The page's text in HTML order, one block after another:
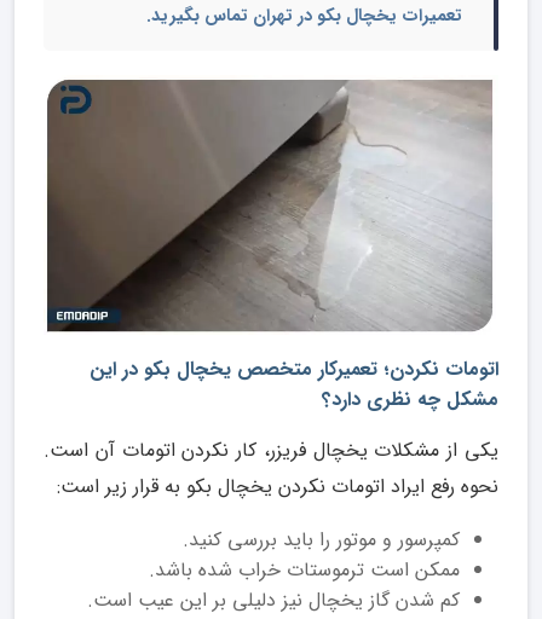
تعمیرات یخچال بکو در تهران تماس بگیرید.
اتومات نکردن؛ تعمیرکار متخصص یخچال بکو در این
مشکل چه نظری دارد؟
یکی از مشکلات یخچال فریزر، کار نکردن اتومات آن است.
نحوه رفع ایراد اتومات نکردن یخچال بکو به قرار زیر است:
کمپرسور و موتور را باید بررسی کنید.
ممکن است ترموستات خراب شده باشد.
کم شدن گاز یخچال نیز دلیلی بر این عیب است.